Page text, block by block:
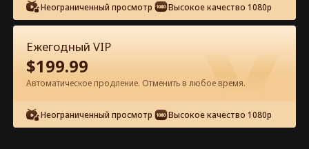
Эпизод 38 - Влюбляясь в папу-
мафиози бывшего Полный фильм
0-49 50-94 Все эпизоды
38
Неограниченный просмотр Высокое качество 1080p
Ежегодный VIP
$199.99
Автоматическое продление. Отменить в любое время.
Неограниченный просмотр Высокое качество 1080p